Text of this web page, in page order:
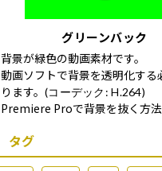
グリーンバック
背景が緑色の動画素材です。
動画ソフトで背景を透明化する
ります。 (コーデック: H.264)
Premiere Proで背景を抜く方
タグ